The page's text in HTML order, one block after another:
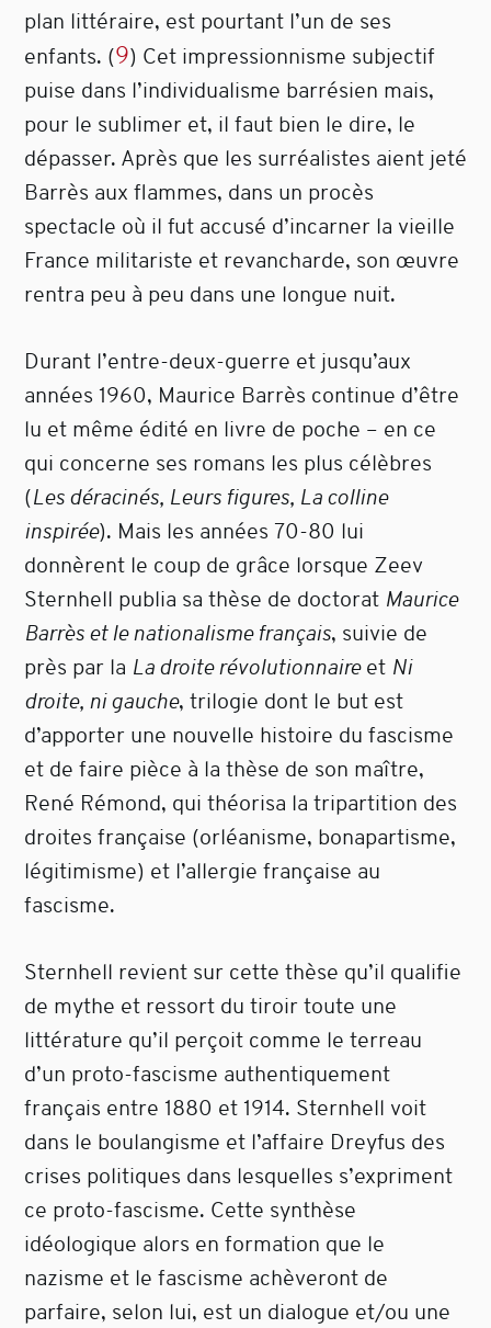
plan littéraire, est pourtant l’un de ses
enfants. (9) Cet impressionnisme subjectif
puise dans l’individualisme barrésien mais,
pour le sublimer et, il faut bien le dire, le
dépasser. Après que les surréalistes aient jeté
Barrès aux flammes, dans un procès
spectacle où il fut accusé d’incarner la vieille
France militariste et revancharde, son œuvre
rentra peu à peu dans une longue nuit.
Durant l’entre-deux-guerre et jusqu’aux
années 1960, Maurice Barrès continue d’être
lu et même édité en livre de poche – en ce
qui concerne ses romans les plus célèbres
(Les déracinés, Leurs figures, La colline
inspirée). Mais les années 70-80 lui
donnèrent le coup de grâce lorsque Zeev
Sternhell publia sa thèse de doctorat Maurice
Barrès et le nationalisme français, suivie de
près par la La droite révolutionnaireet Ni
droite, ni gauche, trilogie dont le but est
d’apporter une nouvelle histoire du fascisme
et de faire pièce à la thèse de son maître,
René Rémond, qui théorisa la tripartition des
droites française (orléanisme, bonapartisme,
légitimisme) et l’allergie française au
fascisme.
Sternhell revient sur cette thèse qu’il qualifie
de mythe et ressort du tiroir toute une
littérature qu’il perçoit comme le terreau
d’un proto-fascisme authentiquement
français entre 1880 et 1914. Sternhell voit
dans le boulangisme et l’affaire Dreyfus des
crises politiques dans lesquelles s’expriment
ce proto-fascisme. Cette synthèse
idéologique alors en formation que le
nazisme et le fascisme achèveront de
parfaire, selon lui, est un dialogue et/ou une